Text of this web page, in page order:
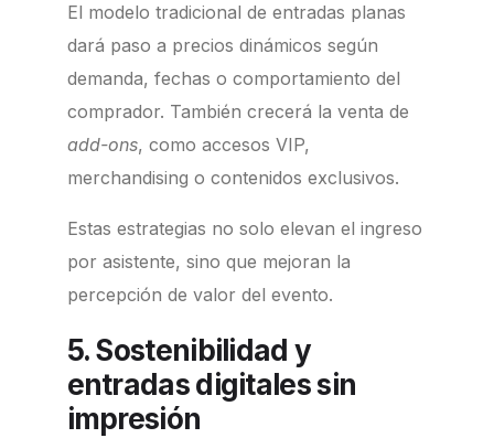
El modelo tradicional de entradas planas
dará paso a precios dinámicos según
demanda, fechas o comportamiento del
comprador. También crecerá la venta de
add-ons, como accesos VIP,
merchandising o contenidos exclusivos.
Estas estrategias no solo elevan el ingreso
por asistente, sino que mejoran la
percepción de valor del evento.
5. Sostenibilidad y
entradas digitales sin
impresión